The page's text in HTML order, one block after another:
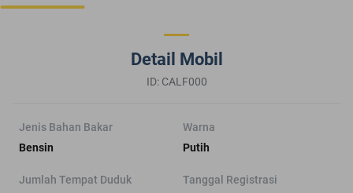
Detail Mobil
ID: CALF000
Jenis Bahan Bakar
Bensin
Warna
Putih
Jumlah Tempat Duduk
Tanggal Registrasi